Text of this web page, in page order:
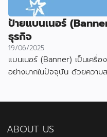
ป้ายแบนเนอร์
ธุรกิจ
19/06/2025
แบนเนอร์ (Banner) เป็นเครื่
อย่างมากในปัจจุบัน ด้วยความ
ABOUT US